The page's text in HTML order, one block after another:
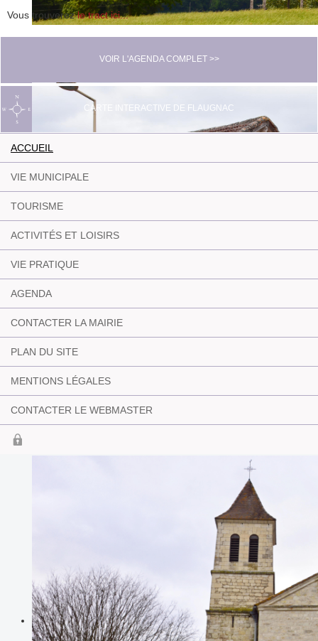
Vous trouverezle tract ici...
VOIR L'AGENDA COMPLET >>
CARTE INTERACTIVE DE FLAUGNAC
ACCUEIL
VIE MUNICIPALE
TOURISME
ACTIVITÉS ET LOISIRS
VIE PRATIQUE
AGENDA
CONTACTER LA MAIRIE
PLAN DU SITE
MENTIONS LÉGALES
CONTACTER LE WEBMASTER